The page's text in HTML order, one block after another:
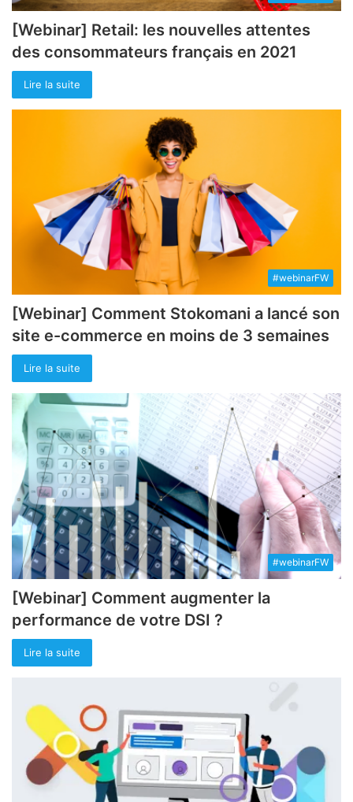
[Webinar] Retail: les nouvelles attentes
des consommateurs français en 2021
Lire la suite
#webinarFW
[Webinar] Comment Stokomani a lancé son
site e-commerce en moins de 3 semaines
Lire la suite
#webinarFW
[Webinar] Comment augmenter la
performance de votre DSI ?
Lire la suite